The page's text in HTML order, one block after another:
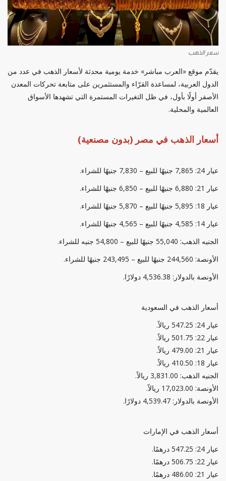
سعر الذهب
يقدّم موقع «العرب مباشر» خدمة يومية محدثة لأسعار الذهب في عدد من
الدول العربية، لمساعدة القرّاء والمستثمرين على متابعة تحركات المعدن
الأصفر أولًا بأول، في ظل التغيرات المستمرة التي تشهدها الأسواق
العالمية والمحلية.
أسعار الذهب في مصر (بدون مصنعية)
عيار 24: 7,865 جنيهًا للبيع – 7,830 جنيهًا للشراء.
عيار 21: 6,880 جنيهًا للبيع – 6,850 جنيهًا للشراء.
عيار 18: 5,895 جنيهًا للبيع – 5,870 جنيهًا للشراء.
عيار 14: 4,585 جنيهًا للبيع – 4,565 جنيهًا للشراء.
الجنيه الذهب: 55,040 جنيهًا للبيع – 54,800 جنيه للشراء.
الأونصة: 244,560 جنيهًا للبيع – 243,495 جنيهًا للشراء.
الأونصة بالدولار: 4,536.38 دولارًا.
أسعار الذهب في السعودية
عيار 24: 547.25 ريالاً.
عيار 22: 501.75 ريالاً.
عيار 21: 479.00 ريالاً.
عيار 18: 410.50 ريالاً.
الجنيه الذهب: 3,831.00 ريالاً.
الأونصة: 17,023.00 ريالاً.
الأونصة بالدولار: 4,539.47 دولارًا.
أسعار الذهب في الإمارات
عيار 24: 547.25 درهمًا.
عيار 22: 506.75 درهمًا.
عيار 21: 486.00 درهمًا.